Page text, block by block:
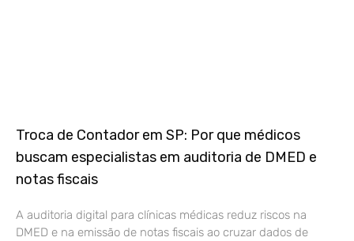
Troca de Contador em SP: Por que médicos
buscam especialistas em auditoria de DMED e
notas fiscais
A auditoria digital para clínicas médicas reduz riscos na
DMED e na emissão de notas fiscais ao cruzar dados de